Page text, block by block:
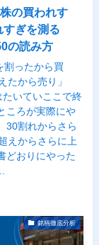
の買われす
すぎを測る
の読み方
割ったから買
たから売り」
たいていここで終
ころが実際にや
30割れからさら
えからさらに上
どおりにやった
銘柄徹底分析